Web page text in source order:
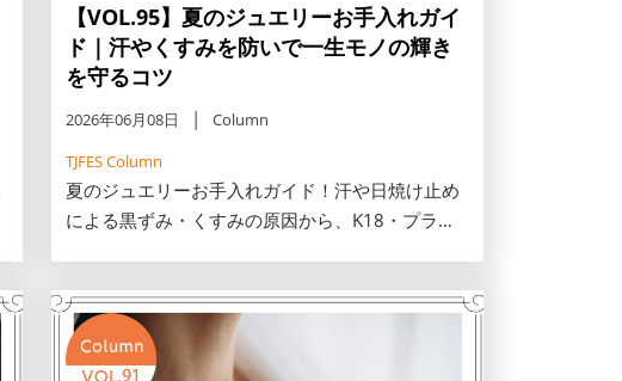
【VOL.95】夏のジュエリーお手入れガイ
ド｜汗やくすみを防いで一生モノの輝き
を守るコツ
2026年06月08日
Column
TJFES Column
夏のジュエリーお手入れガイド！汗や日焼け止め
による黒ずみ・くすみの原因から、K18・プラチ
の新習慣を取り入れて、夏のおしゃれを楽しみま
しょう。